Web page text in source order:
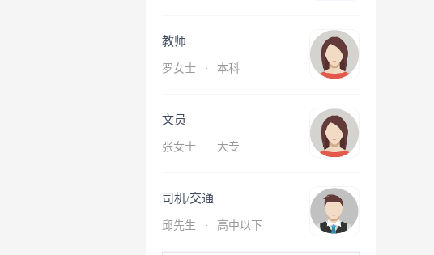
教师
罗女士 · 本科
文员
张女士 · 大专
司机/交通
邱先生 · 高中以下